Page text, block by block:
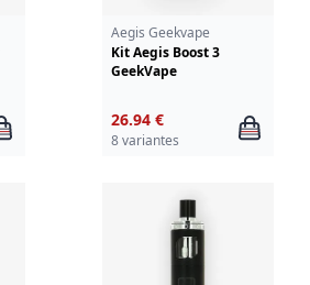
Aegis Geekvape
Kit Aegis Boost 3
GeekVape
26.94 €
8 variantes